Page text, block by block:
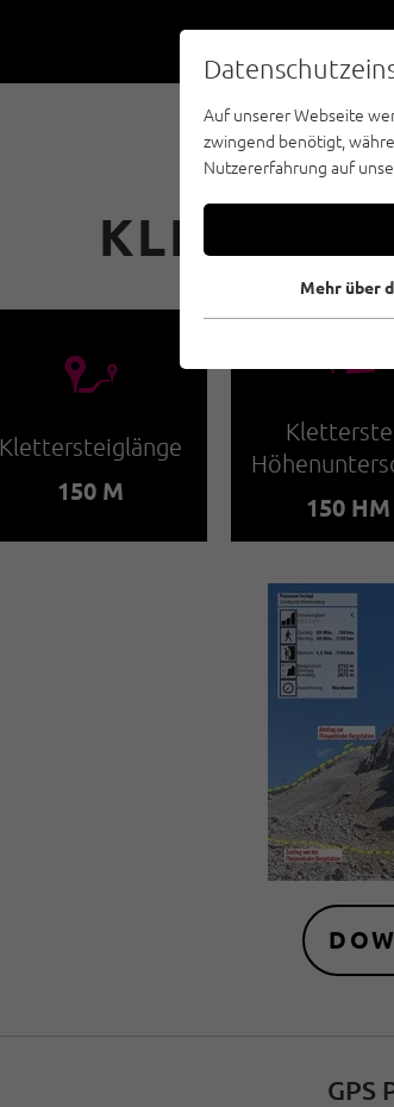
🔹
Klettersteiglänge
150 M
🜏
150 HM
GPS
Auf unserer Webseite
zwingend benötigt,
Nutzererfahrung auf
Mehr über